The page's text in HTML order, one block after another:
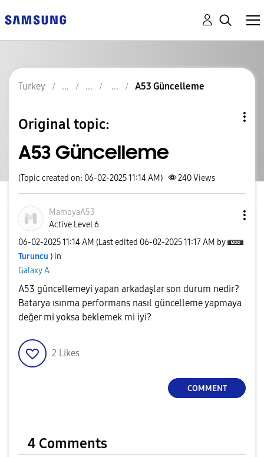
Turkey A53 Güncelleme
Original topic:
A53 Güncelleme
(Topic created on: 06-02-2025 11:14 AM) 240Views
MamoyaA53
Active Level 6
‎06-02-202511:14 AM (Last edited ‎06-02-202511:17 AM by
Turuncu ) in
Galaxy A
A53 güncellemeyi yapan arkadaşlar son durum nedir?
Batarya ısınma performans nasıl güncelleme yapmaya
değer mi yoksa beklemek mi iyi?
2 Likes
COMMENT
4 Comments